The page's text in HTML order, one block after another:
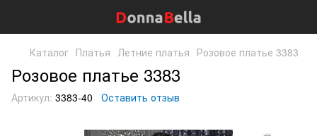
Каталог Платья Летние платья Розовое платье 3383
Розовое платье 3383
Артикул: 3383-40 Оставить отзыв